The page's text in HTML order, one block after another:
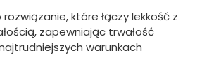
które łączy lekkość z
zapewniając trwałość
warunkach